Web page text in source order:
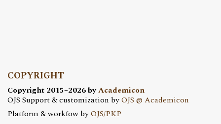
COPYRIGHT
Copyright 2015–2026 byAcademicon
OJS Support & customization byOJS @ Academicon
Platform & workfow byOJS/PKP